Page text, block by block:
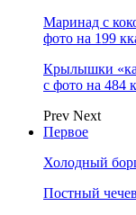
Маринад с
фото на 199
Крылышки
с фото на 484
Prev Next
Первое
Холодный
Постный